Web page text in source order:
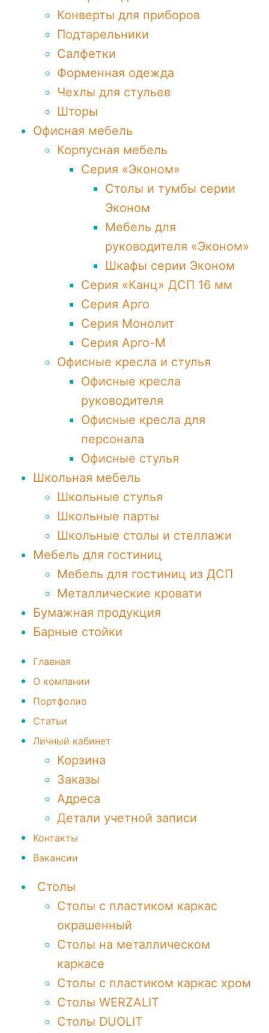
Конверты для приборов
Подтарельники
Салфетки
Форменная одежда
Чехлы для стульев
Шторы
Офисная мебель
Корпусная мебель
Серия «Эконом»
Столы и тумбы серии
Эконом
Мебель для
руководителя «Эконом»
Шкафы серии Эконом
Серия «Канц» ДСП 16 мм
Серия Арго
Серия Монолит
Серия Арго-М
Офисные кресла и стулья
Офисные кресла
руководителя
Офисные кресла для
персонала
Офисные стулья
Школьная мебель
Школьные стулья
Школьные парты
Школьные столы и стеллажи
Мебель для гостиниц
Мебель для гостиниц из ДСП
Металлические кровати
Бумажная продукция
Барные стойки
Главная
О компании
Портфолио
Статьи
Личный кабинет
Корзина
Заказы
Адреса
Детали учетной записи
Контакты
Вакансии
Столы
Столы с пластиком каркас
окрашенный
Столы на металлическом
каркасе
Столы с пластиком каркас хром
Столы WERZALIT
Столы DUOLIT